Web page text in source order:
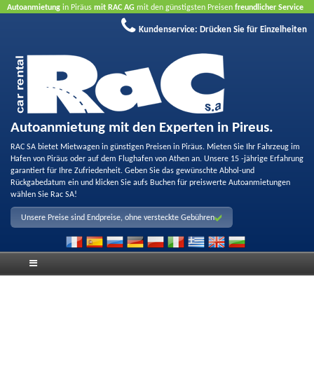
Autoanmietung in Piräus mit RAC AG mit den günstigsten Preisen freundlicher Service
Buchen Sie jetzt, profitieren Sie von unseren Angeboten
Kundenservice: Drücken Sie für Einzelheiten
Autoanmietung mit den Experten in Pireus.
RAC SA bietet Mietwagen in günstigen Preisen in Piräus. Mieten Sie Ihr Fahrzeug im
Hafen von Piräus oder auf dem Flughafen von Athen an. Unsere 15 -jährige Erfahrung
garantiert für Ihre Zufriedenheit. Geben Sie das gewünschte Abhol-und
Rückgabedatum ein und klicken Sie aufs Buchen für preiswerte Autoanmietungen
wählen Sie Rac SA!
Unsere Preise sind Endpreise, ohne versteckte Gebühren